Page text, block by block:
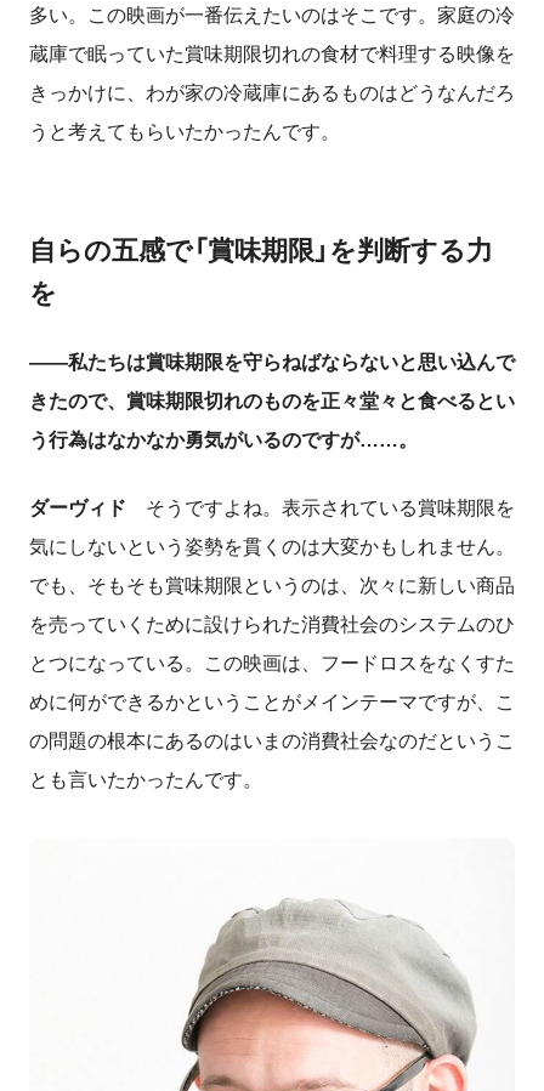
多い。この映画が一番伝えたいのはそこです。家庭の冷
蔵庫で眠っていた賞味期限切れの食材で料理する映像を
きっかけに、わが家の冷蔵庫にあるものはどうなんだろ
うと考えてもらいたかったんです。
自らの五感で「賞味期限」を判断する力
を
――私たちは賞味期限を守らねばならないと思い込んで
きたので、賞味期限切れのものを正々堂々と食べるとい
う行為はなかなか勇気がいるのですが……。
ダーヴィド そうですよね。表示されている賞味期限を
気にしないという姿勢を貫くのは大変かもしれません。
でも、そもそも賞味期限というのは、次々に新しい商品
を売っていくために設けられた消費社会のシステムのひ
とつになっている。この映画は、フードロスをなくすた
めに何ができるかということがメインテーマですが、こ
の問題の根本にあるのはいまの消費社会なのだというこ
とも言いたかったんです。